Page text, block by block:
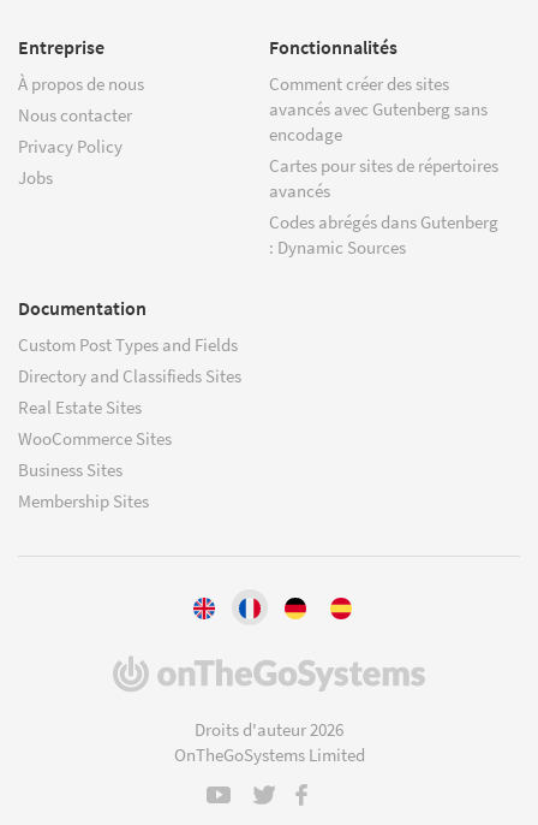
Entreprise
À propos de nous
Nous contacter
Privacy Policy
Jobs
Fonctionnalités
Comment créer des sites
avancés avec Gutenberg sans
encodage
Cartes pour sites de répertoires
avancés
Codes abrégés dans Gutenberg
: Dynamic Sources
Documentation
Custom Post Types and Fields
Directory and Classifieds Sites
Real Estate Sites
WooCommerce Sites
Business Sites
Membership Sites
(s'ouvre
Droits d'auteur 2026
OnTheGoSystems Limited